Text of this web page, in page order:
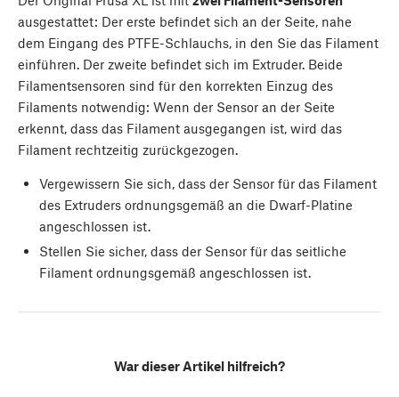
ausgestattet: Der erste befindet sich an der Seite, nahe
dem Eingang des PTFE-Schlauchs, in den Sie das Filament
einführen. Der zweite befindet sich im Extruder. Beide
Filamentsensoren sind für den korrekten Einzug des
Filaments notwendig: Wenn der Sensor an der Seite
erkennt, dass das Filament ausgegangen ist, wird das
Filament rechtzeitig zurückgezogen.
Vergewissern Sie sich, dass der Sensor für das Filament
des Extruders ordnungsgemäß an die Dwarf-Platine
angeschlossen ist.
Stellen Sie sicher, dass der Sensor für das seitliche
Filament ordnungsgemäß angeschlossen ist.
War dieser Artikel hilfreich?